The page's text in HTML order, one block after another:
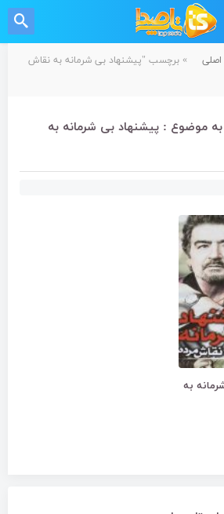
» برچسب "پیشنهاد بی شرمانه به نقاش
موضوع : پیشنهاد بی شرمانه به
به